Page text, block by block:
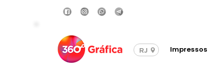
RJ Impressos